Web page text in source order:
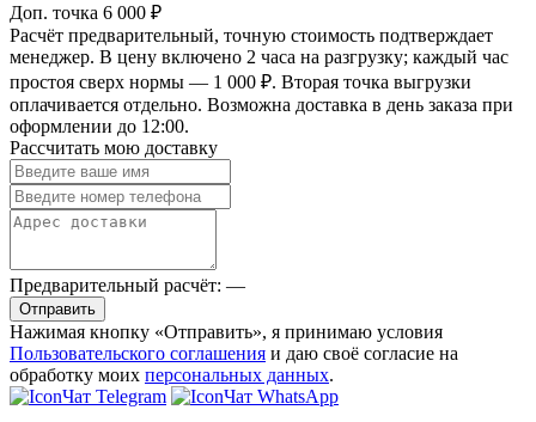
Доп. точка 6 000 ₽
Расчёт предварительный, точную стоимость подтверждает
менеджер. В цену включено 2 часа на разгрузку; каждый час
простоя сверх нормы — 1 000 ₽. Вторая точка выгрузки
оплачивается отдельно. Возможна доставка в день заказа при
оформлении до 12:00.
Рассчитать мою доставку
Предварительный расчёт: —
Отправить
Нажимая кнопку «Отправить», я принимаю условия
Пользовательского соглашения и даю своё согласие на
обработку моих персональных данных.
Чат Telegram
Чат WhatsApp